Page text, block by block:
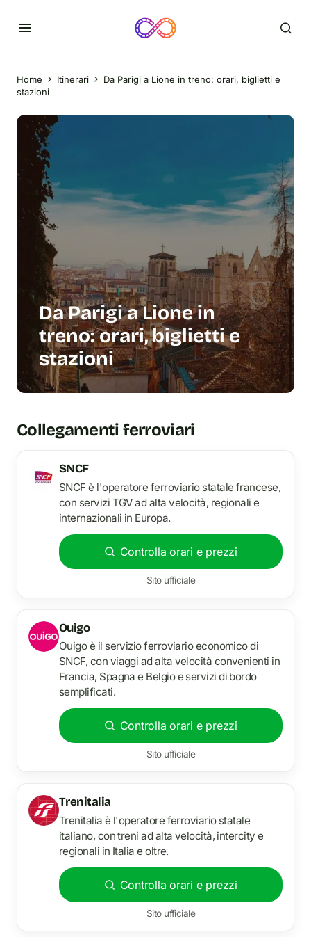
Home Itinerari
Da Parigi a Lione in treno: orari, biglietti e
stazioni
Da Parigi a Lione in
treno: orari, biglietti e
stazioni
Collegamenti ferroviari
SNCF
SNCF è l'operatore ferroviario statale francese,
con servizi TGV ad alta velocità, regionali e
internazionali in Europa.
Controlla orari e prezzi
Sito ufficiale
Ouigo
Ouigo è il servizio ferroviario economico di
SNCF, con viaggi ad alta velocità convenienti in
Francia, Spagna e Belgio e servizi di bordo
semplificati.
Controlla orari e prezzi
Sito ufficiale
Trenitalia
Trenitalia è l'operatore ferroviario statale
italiano, con treni ad alta velocità, intercity e
regionali in Italia e oltre.
Controlla orari e prezzi
Sito ufficiale